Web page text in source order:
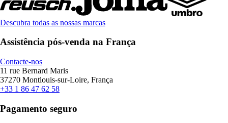
Descubra todas as nossas marcas
Assistência pós-venda na França
Contacte-nos
11 rue Bernard Maris
37270 Montlouis-sur-Loire, França
+33 1 86 47 62 58
Pagamento seguro